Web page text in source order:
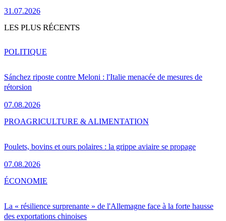
31.07.2026
LES PLUS RÉCENTS
Sánchez riposte contre Meloni : l'Italie menacée de mesures de
rétorsion
07.08.2026
POLITIQUE
Poulets, bovins et ours polaires : la grippe aviaire se propage
07.08.2026
PROAGRICULTURE & ALIMENTATION
La « résilience surprenante » de l'Allemagne face à la forte hausse
des exportations chinoises
ÉCONOMIE